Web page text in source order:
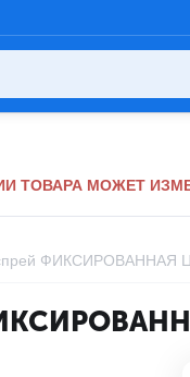
ТОВАРА МОЖЕТ
ФИКСИРОВАННАЯ